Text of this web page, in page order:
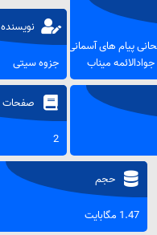
پیام های آسمانی
نویسنده
جزوه سیتی
صفحات
2
حجم
1.47 مگابایت